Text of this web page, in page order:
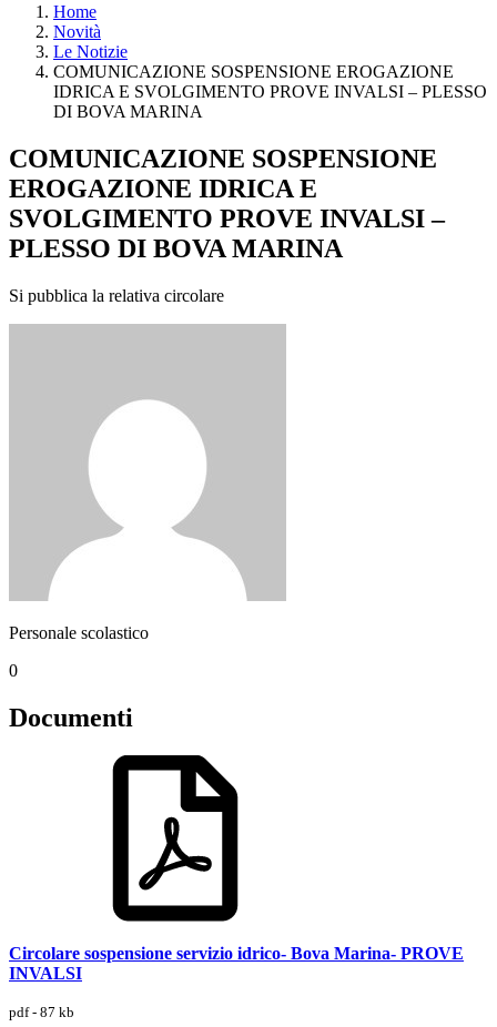
Home
Novità
Le Notizie
COMUNICAZIONE SOSPENSIONE EROGAZIONE
IDRICA E SVOLGIMENTO PROVE INVALSI – PLESSO
DI BOVA MARINA
COMUNICAZIONE SOSPENSIONE
EROGAZIONE IDRICA E
SVOLGIMENTO PROVE INVALSI –
PLESSO DI BOVA MARINA
Si pubblica la relativa circolare
Personale scolastico
0
Documenti
Circolare sospensione servizio idrico- Bova Marina- PROVE
INVALSI
pdf - 87 kb